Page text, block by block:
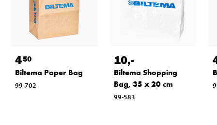
450
Biltema Paper Bag
99-702
10,-
Biltema Shopping
Bag, 35 x 20 cm
99-583